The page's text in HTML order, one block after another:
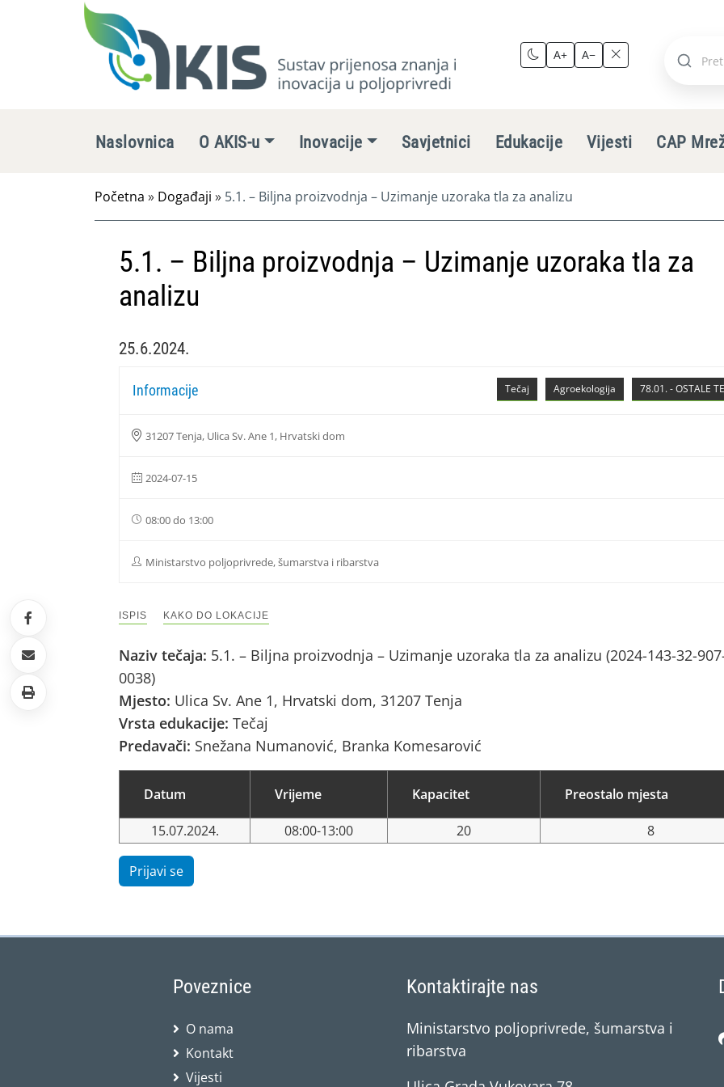
A+ A−
Pretraži
Naslovnica O AKIS-u Inovacije Savjetnici Edukacije Vijesti CAP
Početna » Događaji » 5.1. – Biljna proizvodnja – Uzimanje uzoraka tla za analizu
5.1. – Biljna proizvodnja – Uzimanje uzoraka tla za
analizu
25.6.2024.
78.01. - OSTALE
Agroekologija
Tečaj
Informacije
31207 Tenja, Ulica Sv. Ane 1, Hrvatski dom
2024-07-15
08:00 do 13:00
Ministarstvo poljoprivrede, šumarstva i ribarstva
ISPIS KAKO DO LOKACIJE
Naziv tečaja: 5.1. – Biljna proizvodnja – Uzimanje uzoraka tla za analizu (2024-143-32-
0038)
Mjesto: Ulica Sv. Ane 1, Hrvatski dom, 31207 Tenja
Vrsta edukacije: Tečaj
Predavači: Snežana Numanović, Branka Komesarović
Datum Vrijeme Kapacitet Preostalo mjesta
15.07.2024. 08:00-13:00 20 8
Prijavi se
Poveznice
O nama
Kontakt
Vijesti
Kontaktirajte nas
Ministarstvo poljoprivrede, šumarstva i
ribarstva